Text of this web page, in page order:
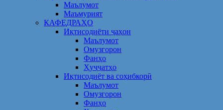
Маълумот
Маъмурият
КАФЕДРАҲО
Иқтисодиёти ҷаҳон
Маълумот
Омузгорон
Фанҳо
Ҳуҷҷатҳо
Иқтисодиёт ва соҳибкорӣ
Маълумот
Омузгорон
Фанҳо